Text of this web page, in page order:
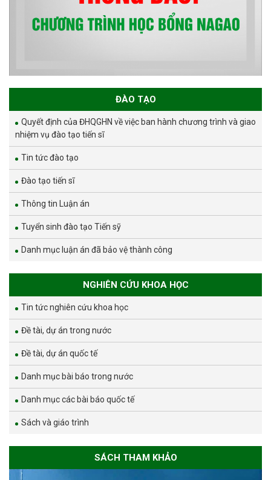
ĐÀO TẠO
Quyết định của ĐHQGHN về việc ban hành chương trình và giao
nhiệm vụ đào tạo tiến sĩ
Tin tức đào tạo
Đào tạo tiến sĩ
Thông tin Luận án
Tuyển sinh đào tạo Tiến sỹ
Danh mục luận án đã bảo vệ thành công
NGHIÊN CỨU KHOA HỌC
Tin tức nghiên cứu khoa học
Đề tài, dự án trong nước
Đề tài, dự án quốc tế
Danh mục bài báo trong nước
Danh mục các bài báo quốc tế
Sách và giáo trình
SÁCH THAM KHẢO